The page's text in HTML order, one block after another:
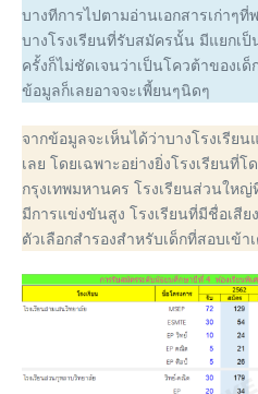
บางทีการไปตามอ่านเอกสารเก่าๆ
บางโรงเรียนที่รับสมัครนั้น มีแยกเป็
ครั้งก็ไม่ชัดเจนว่าเป็นโควต้าของเด็
ข้อมูลก็เลยอาจจะเพี้ยนๆนิดๆ
จากข้อมูลจะเห็นได้ว่าบางโรงเรีย
เลย โดยเฉพาะอย่างยิ่งโรงเรียนที่
กรุงเทพมหานคร โรงเรียนส่วนให
มีการแข่งขันสูง โรงเรียนที่มีชื่อเสีย
ตัวเลือกสำรองสำหรับเด็กที่สอบเข้า